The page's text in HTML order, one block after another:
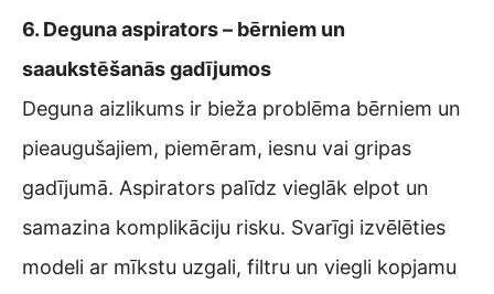
6. Deguna aspirators – bērniem un
saaukstēšanās gadījumos
Deguna aizlikums ir bieža problēma bērniem un
pieaugušajiem, piemēram, iesnu vai gripas
gadījumā. Aspirators palīdz vieglāk elpot un
samazina komplikāciju risku. Svarīgi izvēlēties
modeli ar mīkstu uzgali, filtru un viegli kopjamu